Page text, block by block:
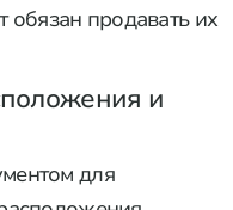
обязан продавать их
и
для